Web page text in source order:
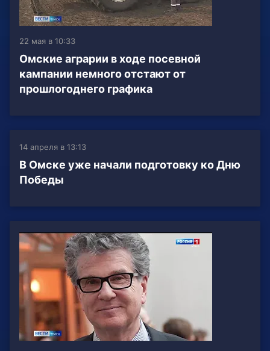
22 мая в 10:33
Омские аграрии в ходе посевной
кампании немного отстают от
прошлогоднего графика
14 апреля в 13:13
В Омске уже начали подготовку ко Дню
Победы